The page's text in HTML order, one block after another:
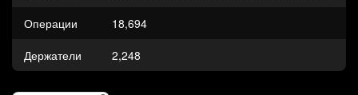
Операции
18,694
Держатели
2,248